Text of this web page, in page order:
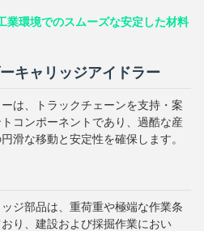
業環境でのスムーズな安定した材料
キャリッジアイドラー
は、トラックチェーンを支持・案
コンポーネントであり、過酷な産
滑な移動と安定性を確保します。
ジ部品は、重荷重や極端な作業条
り、建設および採掘作業におい